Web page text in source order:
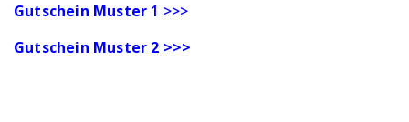
Gutschein Muster 1 >>>
Gutschein Muster 2 >>>